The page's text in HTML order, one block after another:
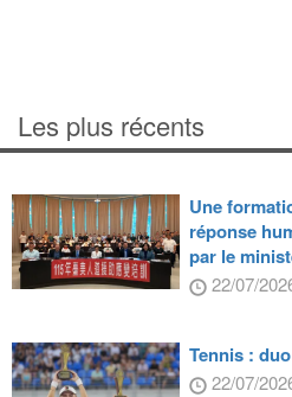
Les plus récents
Une
réponse
par le
22/07/
Tennis :
22/07/